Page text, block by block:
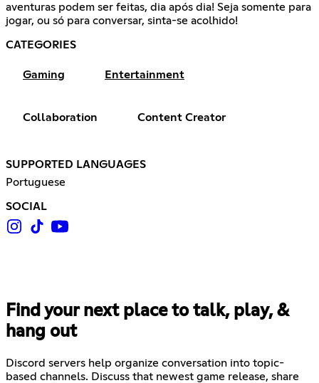
aventuras podem ser feitas, dia após dia! Seja somente para
jogar, ou só para conversar, sinta-se acolhido!
CATEGORIES
Gaming Entertainment
Collaboration Content Creator
SUPPORTED LANGUAGES
Portuguese
SOCIAL
Find your next place to talk, play, &
hang out
Discord servers help organize conversation into topic-
based channels. Discuss that newest game release, share